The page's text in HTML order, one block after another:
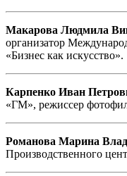
Макарова Людмила
организатор
«Бизнес как искусство».
Карпенко Иван
«ГМ», режиссер
Романова Марина
Производственного